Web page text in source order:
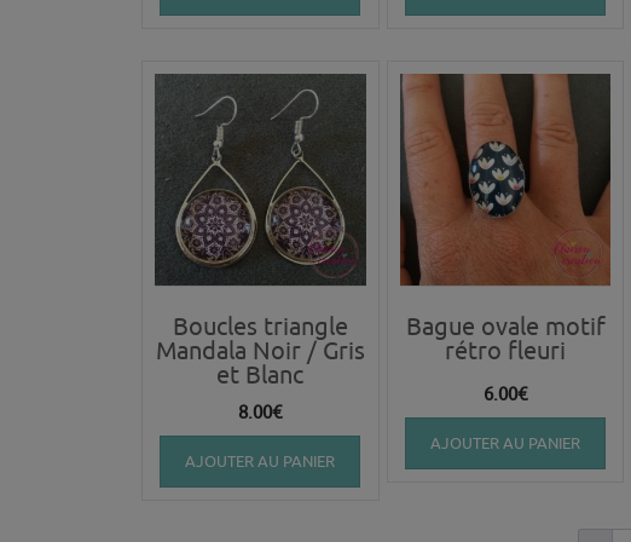
Boucles triangle
Mandala Noir / Gris
et Blanc
8.00€
AJOUTER AU PANIER
Bague ovale motif
rétro fleuri
6.00€
AJOUTER AU PANIER